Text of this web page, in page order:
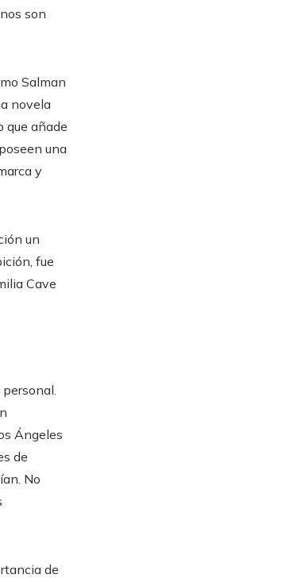
son
Salman
la novela
que añade
una
y
un
fue
Cave
Ángeles
de
No
de